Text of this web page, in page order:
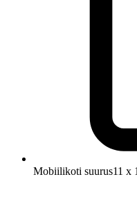
Mobiilikoti suurus11 x